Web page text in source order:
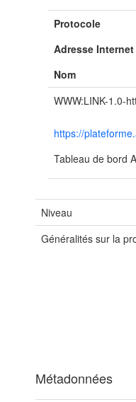
Protocole
Adresse Internet
Nom
WWW:LINK-1.0-
https://
Tableau de bord
Niveau
Généralités sur la
Métadonnées